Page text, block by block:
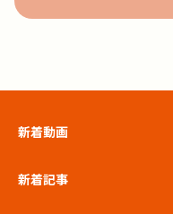
新着動画
新着記事